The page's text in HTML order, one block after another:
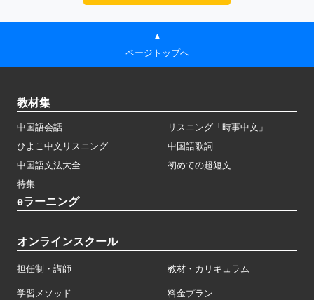
▲
ページトップへ
教材集
中国語会話
リスニング「時事中文」
ひよこ中文リスニング
中国語歌詞
中国語文法大全
初めての超短文
特集
eラーニング
オンラインスクール
担任制・講師 教材・カリキュラム
学習メソッド 料金プラン